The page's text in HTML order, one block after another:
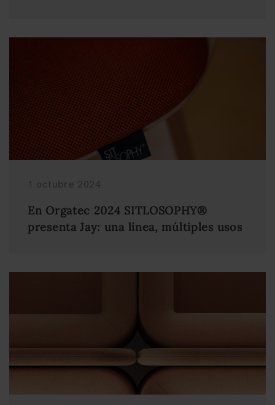
1 octubre 2024
En Orgatec 2024 SITLOSOPHY®
presenta Jay: una línea, múltiples usos